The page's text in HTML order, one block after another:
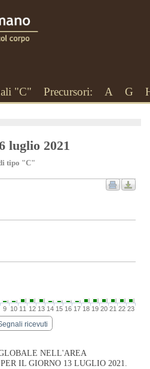
"C" Precursori: A G
luglio 2021
tipo "C"
ricevuti
9 10 11 12 13 14 15 16 17 18 19 20 21 22 23
NELL'AREA
IL GIORNO 13 LUGLIO 2021.